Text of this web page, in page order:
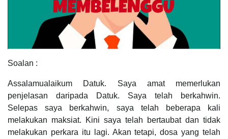
Soalan :
Assalamualaikum Datuk. Saya amat memerlukan
penjelasan daripada Datuk. Saya telah berkahwin.
Selepas saya berkahwin, saya telah beberapa kali
melakukan maksiat. Kini saya telah bertaubat dan tidak
melakukan perkara itu lagi. Akan tetapi, dosa yang telah